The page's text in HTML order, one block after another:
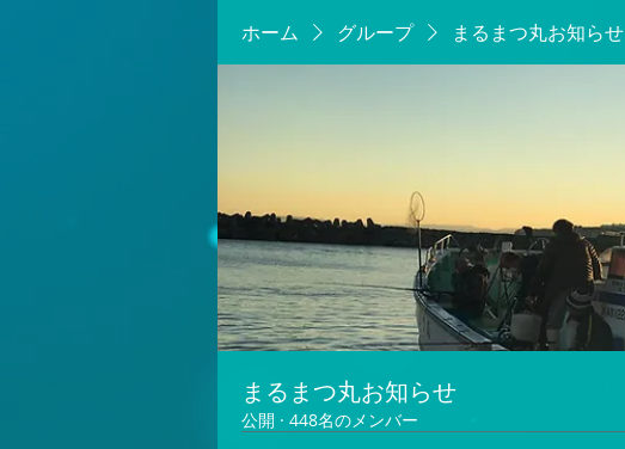
ホーム グループ まるまつ丸お知らせ
まるまつ丸お知らせ
公開 · 448名のメンバー